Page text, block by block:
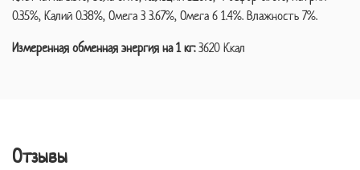
0.35%, Калий 0.38%, Омега 3 3.67%, Омега 6 1.4%. Влажность 7%.
Измеренная обменная энергия на 1 кг:3620 Ккал
Отзывы